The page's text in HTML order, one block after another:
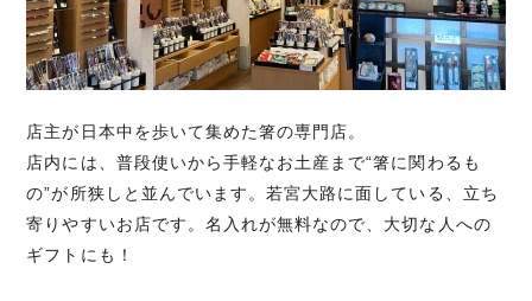
店主が日本中を歩いて集めた箸の専門店。
店内には、普段使いから手軽なお土産まで“箸に関わるも
の”が所狭しと並んでいます。若宮大路に面している、立ち
寄りやすいお店です。名入れが無料なので、大切な人への
ギフトにも！